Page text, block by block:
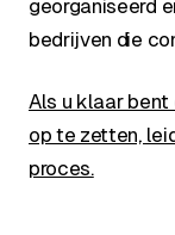
georganiseerd
bedrijven die
Als u klaar
op te zetten,
proces.